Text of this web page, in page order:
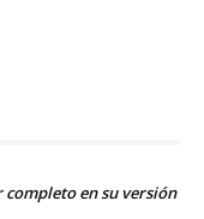
completo en su versión